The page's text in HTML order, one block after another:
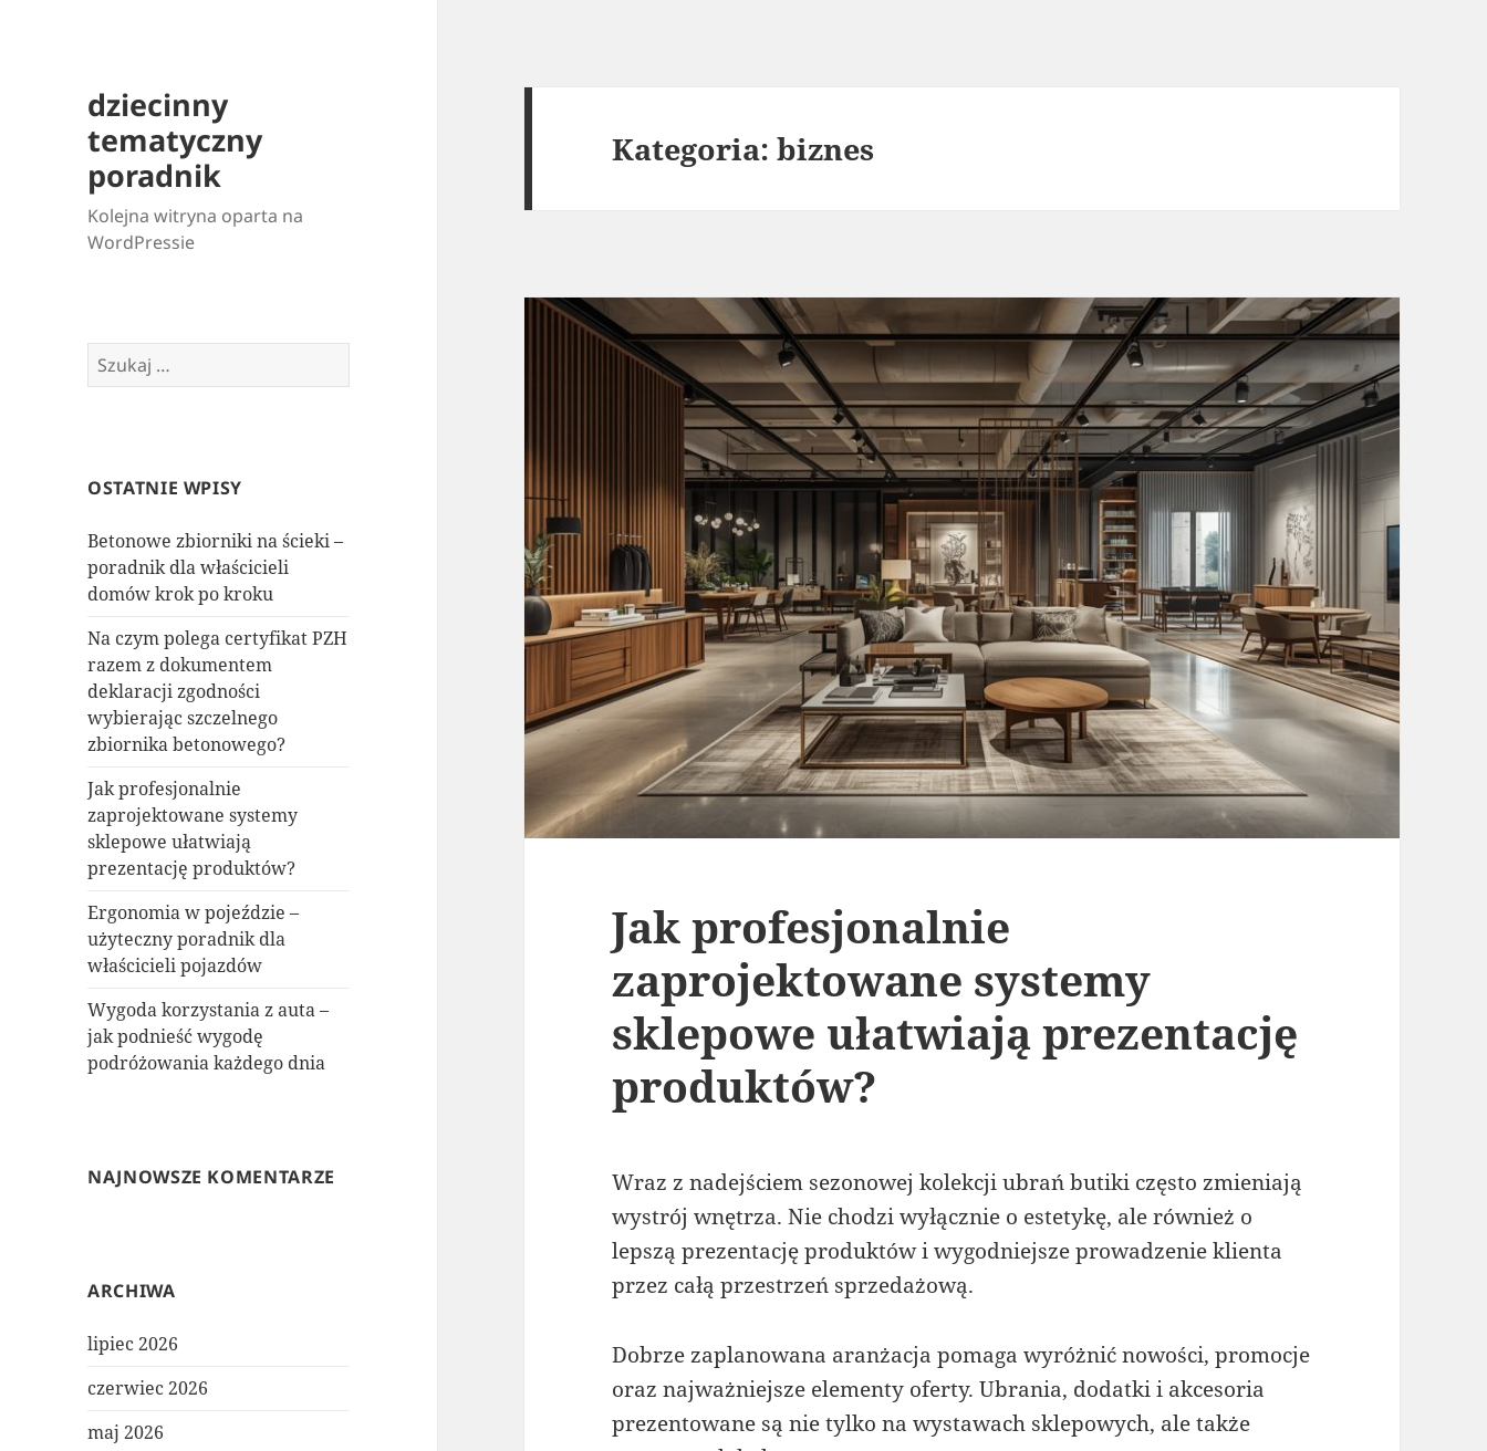
dziecinny
tematyczny
poradnik
Kolejna witryna oparta na
WordPressie
Szukaj:
OSTATNIE WPISY
Betonowe zbiorniki na ścieki –
poradnik dla właścicieli
domów krok po kroku
Na czym polega certyfikat PZH
razem z dokumentem
deklaracji zgodności
wybierając szczelnego
zbiornika betonowego?
Jak profesjonalnie
zaprojektowane systemy
sklepowe ułatwiają
prezentację produktów?
Ergonomia w pojeździe –
użyteczny poradnik dla
właścicieli pojazdów
Wygoda korzystania z auta –
jak podnieść wygodę
podróżowania każdego dnia
NAJNOWSZE KOMENTARZE
ARCHIWA
lipiec 2026
czerwiec 2026
maj 2026
Kategoria:biznes
Jak profesjonalnie
zaprojektowane systemy
sklepowe ułatwiają prezentację
produktów?
Wraz z nadejściem sezonowej kolekcji ubrań butiki często zmieniają
wystrój wnętrza. Nie chodzi wyłącznie o estetykę, ale również o
lepszą prezentację produktów i wygodniejsze prowadzenie klienta
przez całą przestrzeń sprzedażową.
Dobrze zaplanowana aranżacja pomaga wyróżnić nowości, promocje
oraz najważniejsze elementy oferty. Ubrania, dodatki i akcesoria
prezentowane są nie tylko na wystawach sklepowych, ale także